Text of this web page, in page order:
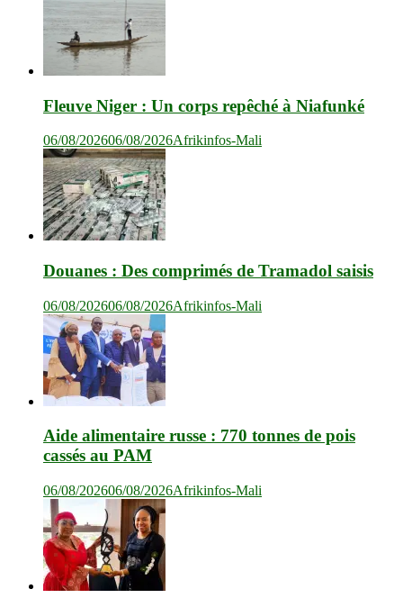
Fleuve Niger : Un corps repêché à Niafunké
06/08/202606/08/2026Afrikinfos-Mali
Douanes : Des comprimés de Tramadol saisis
06/08/202606/08/2026Afrikinfos-Mali
Aide alimentaire russe : 770 tonnes de pois
cassés au PAM
06/08/202606/08/2026Afrikinfos-Mali